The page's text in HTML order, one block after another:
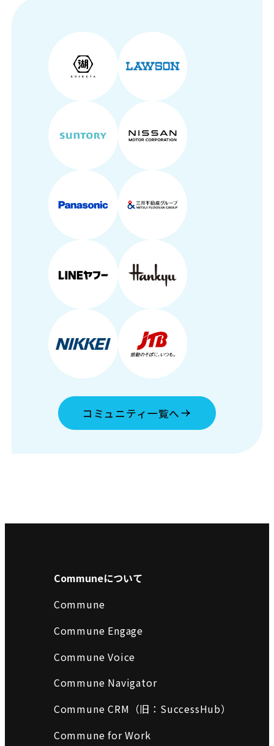
コミュニティ一覧へ
Communeについて
Commune
Commune Engage
Commune Voice
Commune Navigator
Commune CRM（旧：SuccessHub）
Commune for Work